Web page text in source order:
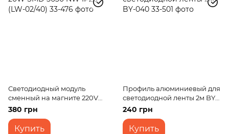
Светодиодный модуль
сменный на магните 220V
20W SMD 5630 NW IP20 (LW-
02/40)
380 грн
Купить
Профиль алюминиевый для
светодиодной ленты 2м BY-
040
240 грн
Купить